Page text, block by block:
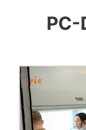
PC-